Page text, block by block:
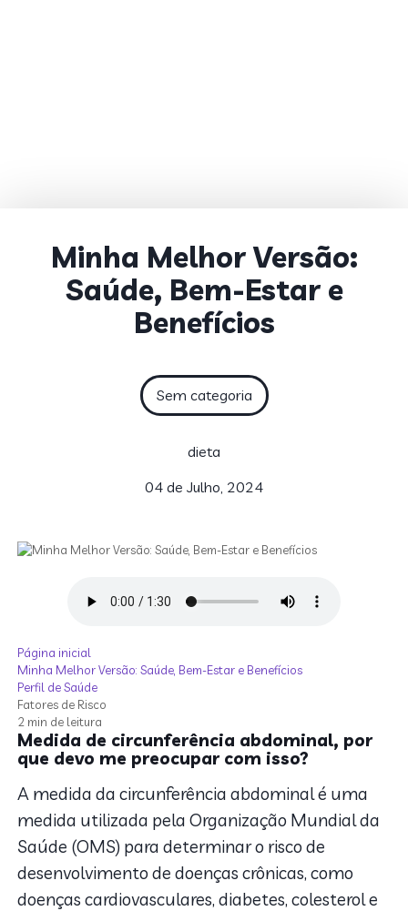
Minha Melhor Versão:
Saúde, Bem-Estar e
Benefícios
Sem categoria
dieta
04 de Julho, 2024
Página inicial
Minha Melhor Versão: Saúde, Bem-Estar e Benefícios
Perfil de Saúde
Fatores de Risco
2 min de leitura
Medida de circunferência abdominal, por
que devo me preocupar com isso?
A medida da circunferência abdominal é uma
medida utilizada pela Organização Mundial da
Saúde (OMS) para determinar o risco de
desenvolvimento de doenças crônicas, como
doenças cardiovasculares, diabetes, colesterol e